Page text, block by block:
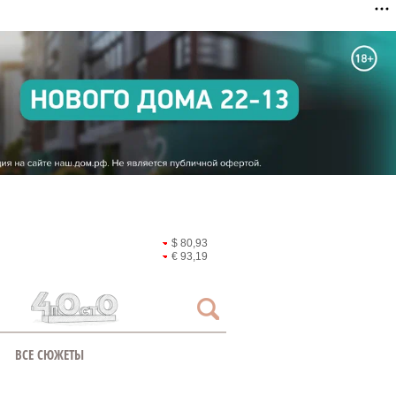
$ 80,93
€ 93,19
ВСЕ СЮЖЕТЫ